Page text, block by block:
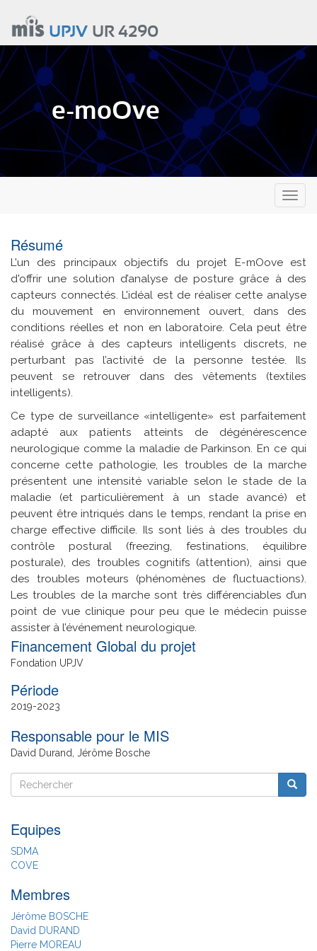
contenu
principal
UPJVUR 4290
e-moOve
Résumé
L'un des principaux objectifs du projet E-mOove est
d'offrir une solution d’analyse de posture grâce à des
capteurs connectés. L'idéal est de réaliser cette analyse
du mouvement en environnement ouvert, dans des
conditions réelles et non en laboratoire. Cela peut être
réalisé grâce à des capteurs intelligents discrets, ne
perturbant pas l’activité de la personne testée. Ils
peuvent se retrouver dans des vêtements (textiles
intelligents).
Ce type de surveillance «intelligente» est parfaitement
adapté aux patients atteints de dégénérescence
neurologique comme la maladie de Parkinson. En ce qui
concerne cette pathologie, les troubles de la marche
présentent une intensité variable selon le stade de la
maladie (et particulièrement à un stade avancé) et
peuvent être intriqués dans le temps, rendant la prise en
charge effective difficile. Ils sont liés à des troubles du
contrôle postural (freezing, festinations, équilibre
posturale), des troubles cognitifs (attention), ainsi que
des troubles moteurs (phénomènes de fluctuactions).
Les troubles de la marche sont très différenciables d’un
point de vue clinique pour peu que le médecin puisse
assister à l’événement neurologique.
Financement Global du projet
Fondation UPJV
2019
Date
de
fin
2023
Responsable pour le MIS
David Durand, Jérôme Bosche
Rechercher
Rechercher
Equipes
SDMA
COVE
Membres
Jérôme BOSCHE
David DURAND
Pierre MOREAU